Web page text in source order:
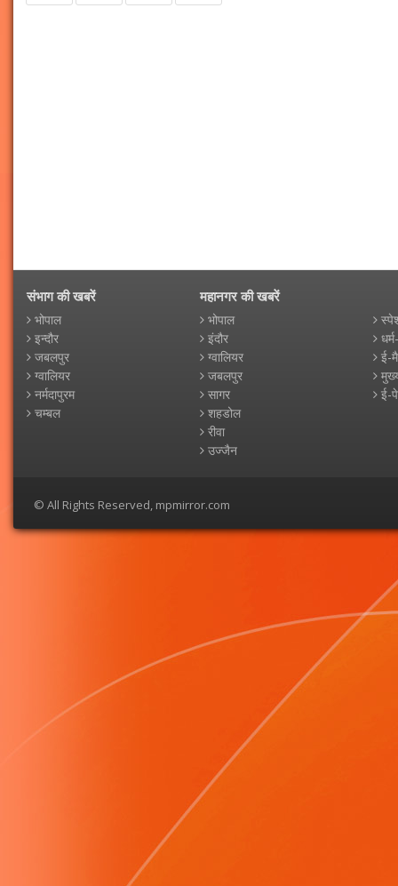
संभाग की खबरें
भोपाल
इन्दौर
जबलपुर
ग्वालियर
नर्मदापुरम
चम्बल
महानगर की खबरें
भोपाल
इंदौर
ग्वालियर
जबलपुर
सागर
शहडोल
रीवा
उज्जैन
ई-
ई-
© All Rights Reserved, mpmirror.com